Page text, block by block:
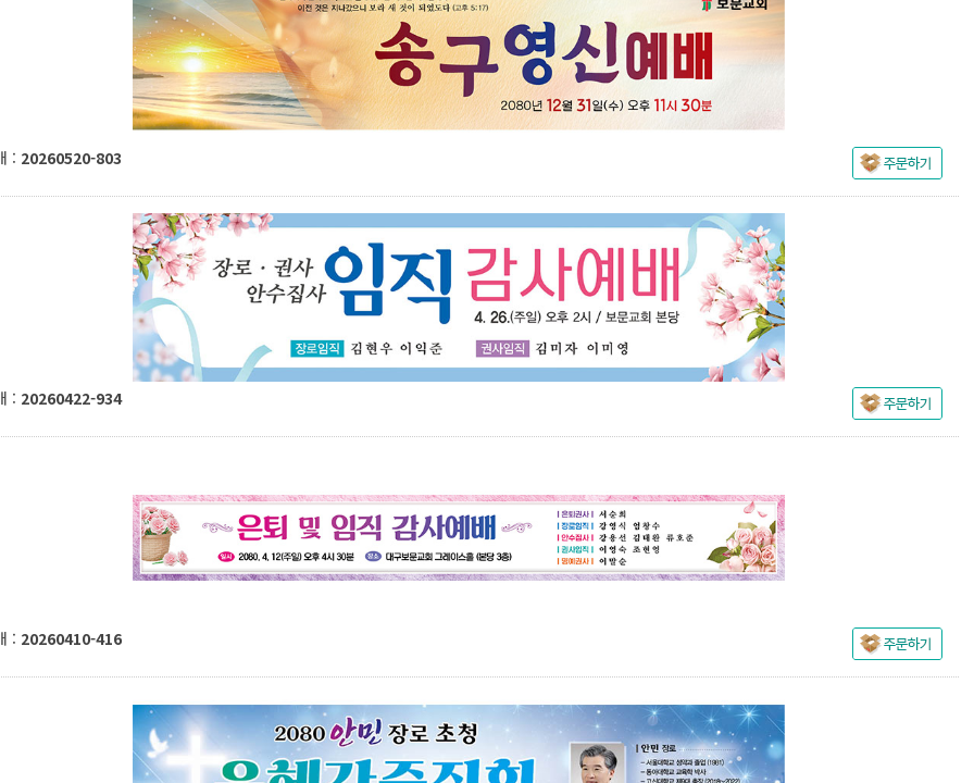
: 20260520-803
: 20260422-934
: 20260410-416